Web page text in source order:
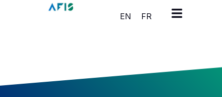
Panneau de gestion des cookies
EN
FR